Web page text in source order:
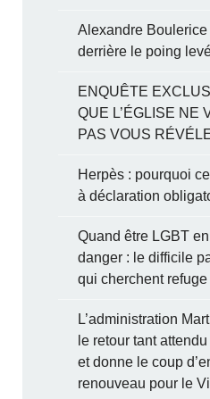
Alexandre Boulerice
derrière le poing
ENQUÊTE
QUE L’ÉGLISE NE
PAS VOUS
Herpès : pourquoi
à déclaration
Quand être LGBT
danger : le difficile
qui cherchent refuge
L’administration
le retour tant
et donne le coup
renouveau pour le